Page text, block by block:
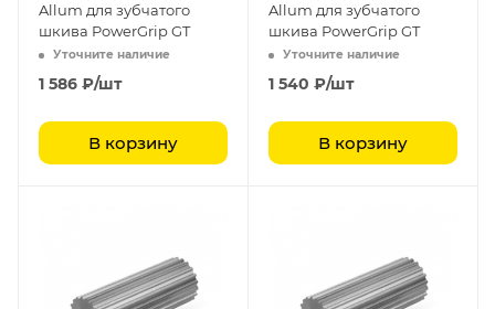
Allum для зубчатого
шкива PowerGrip GT
Уточните наличие
1 586 ₽/шт
В корзину
Allum для зубчатого
шкива PowerGrip GT
Уточните наличие
1 540 ₽/шт
В корзину